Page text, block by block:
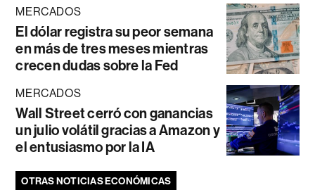
MERCADOS
El dólar registra su peor semana
en más de tres meses mientras
crecen dudas sobre la Fed
MERCADOS
Wall Street cerró con ganancias
un julio volátil gracias a Amazon y
el entusiasmo por la IA
OTRAS NOTICIAS ECONÓMICAS